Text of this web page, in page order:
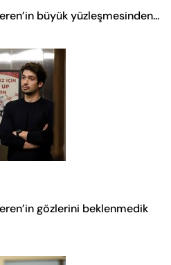
büyük yüzleşmesinden...
gözlerini beklenmedik